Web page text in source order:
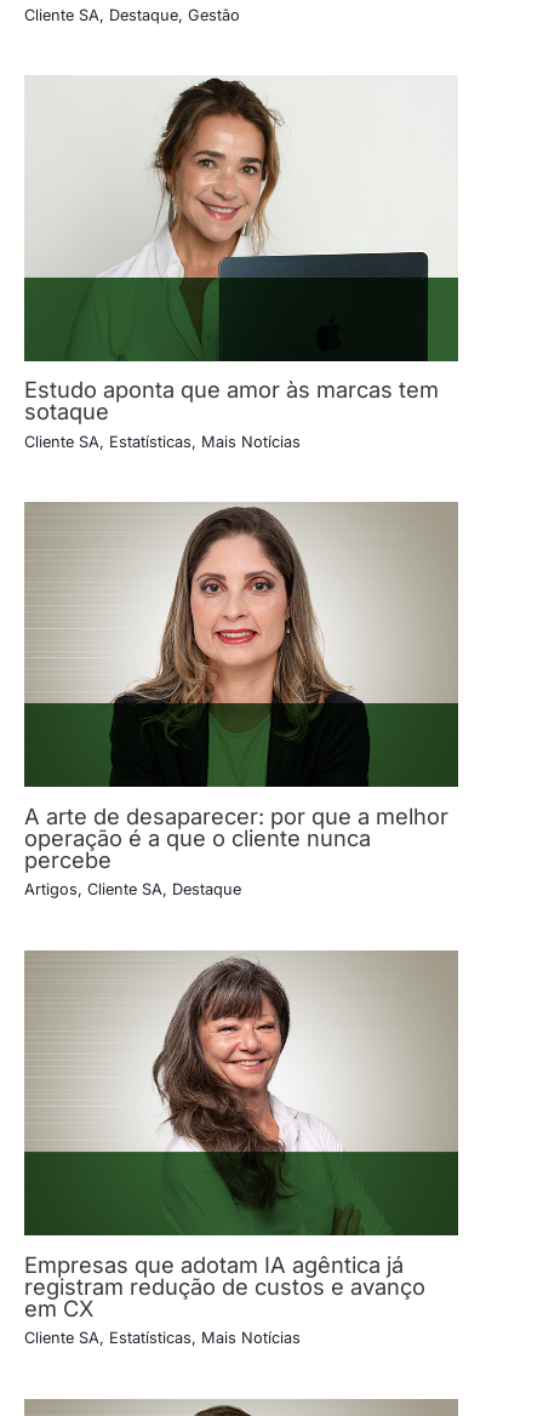
Cliente SA, Destaque, Gestão
Estudo aponta que amor às marcas tem
sotaque
Cliente SA, Estatísticas, Mais Notícias
A arte de desaparecer: por que a melhor
operação é a que o cliente nunca
percebe
Artigos, Cliente SA, Destaque
Empresas que adotam IA agêntica já
registram redução de custos e avanço
em CX
Cliente SA, Estatísticas, Mais Notícias